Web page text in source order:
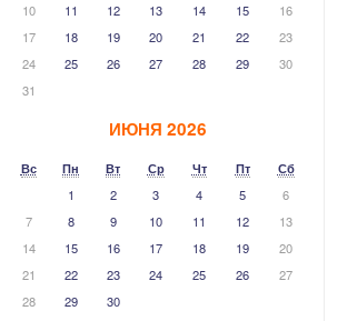
10
11 12 13 14 15
16
17
18 19 20 21 22
23
24
25 26 27 28 29
30
31
ИЮНЯ 2026
Вс Пн Вт Ср Чт Пт
Сб
1
2 3 4 5
6
7
8 9 10 11 12
13
14
15 16 17 18 19
20
21
22 23 24 25 26
27
28
29 30